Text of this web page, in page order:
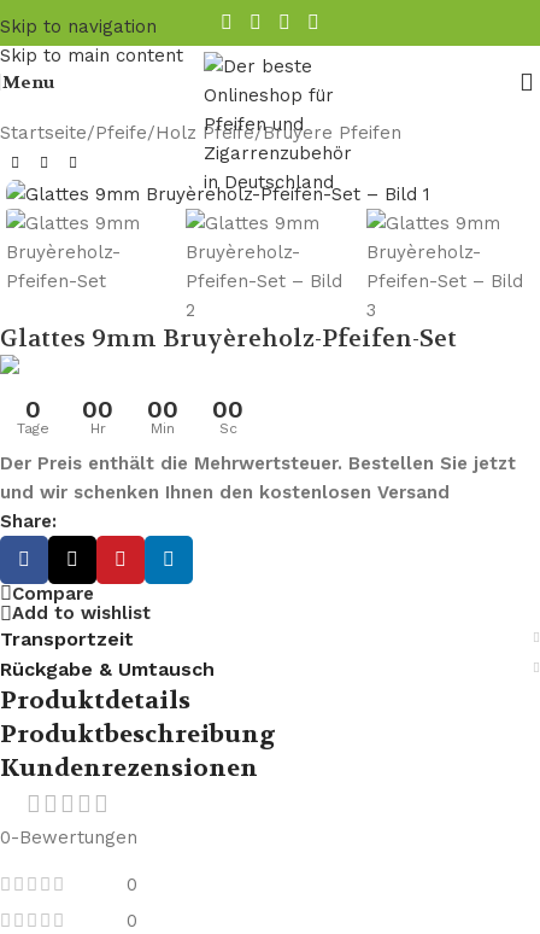
Skip to navigation
Skip to main content
Menu
Startseite/Pfeife/Holz Pfeife/Bruyere Pfeifen
Glattes 9mm Bruyèreholz-Pfeifen-Set
0
Tage
00
Hr
00
Min
00
Sc
Der Preis enthält die Mehrwertsteuer. Bestellen Sie jetzt
und wir schenken Ihnen den kostenlosen Versand
Share:
Compare
Add to wishlist
Transportzeit
Rückgabe & Umtausch
Produktdetails
Produktbeschreibung
Kundenrezensionen
0-Bewertungen
0
0